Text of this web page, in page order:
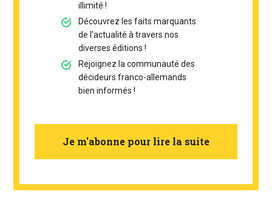
illimité !
Découvrez les faits marquants
de l’actualité à travers nos
diverses éditions !
Rejoignez la communauté des
décideurs franco-allemands
bien informés !
Je m'abonne pour lire la suite